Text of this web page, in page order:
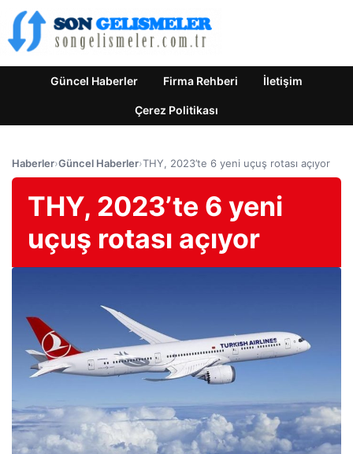
Güncel Haberler Firma Rehberi İletişim
Çerez Politikası
Haberler›Güncel Haberler›THY, 2023’te 6 yeni uçuş rotası açıyor
THY, 2023’te 6 yeni
uçuş rotası açıyor